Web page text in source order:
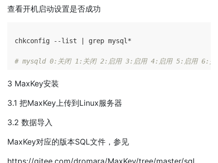
查看开机启动设置是否成功
chkconfig --list | grep mysql*
# mysqld 0:关闭 1:关闭 2:启用 3:启用 4:启用 5:启用 6:关
3 MaxKey安装
3.1 把MaxKey上传到Linux服务器
3.2 数据导入
MaxKey对应的版本SQL文件，参见
https://gitee.com/dromara/MaxKey/tree/master/sql